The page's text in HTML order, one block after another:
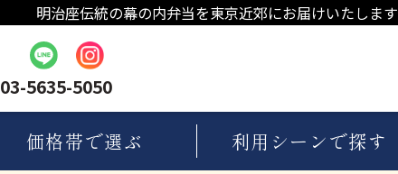
明治座伝統の幕の内弁当を東京近郊にお届けいたします
03-5635-5050
価格帯で選ぶ 利用シーンで探す